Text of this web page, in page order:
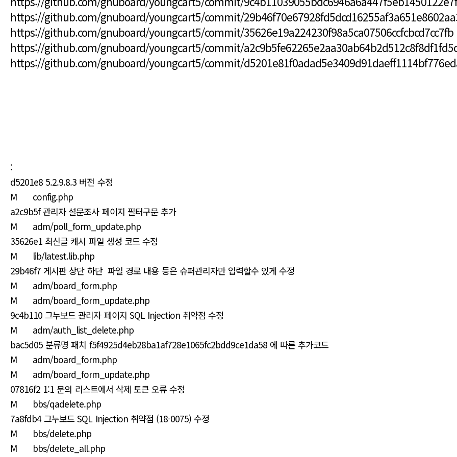
https://github.com/gnuboard/youngcart5/commit/
https://github.com/gnuboard/youngcart5/commit/35626e19a224230f98a5ca07506ccfcbcd7cc7fb
https://github.com/gnuboard/youngcart5/commit/
https://github.com/gnuboard/youngcart5/commit/
:
d5201e8 5.2.9.8.3 버전 수정
M config.php
a2c9b5f 관리자 설문조사 페이지 필터구문 추가
M adm/poll_form_update.php
35626e1 최신글 캐시 파일 생성 코드 수정
M lib/latest.lib.php
29b46f7 게시판 상단 하단 파일 경로 내용 등은 슈퍼관리자만 입력할수 있게 수정
M adm/board_form.php
M adm/board_form_update.php
9c4b110 그누보드 관리자 페이지 SQL Injection 취약점 수정
M adm/auth_list_delete.php
bac5d05 분류명 패치 f5f4925d4eb28ba1af728e1065fc2bdd9ce1da58 에 따른 추가코드
M adm/board_form.php
M adm/board_form_update.php
07816f2 1:1 문의 리스트에서 삭제 토큰 오류 수정
M bbs/qadelete.php
7a8fdb4 그누보드 SQL Injection 취약점 (18-0075) 수정
M bbs/delete.php
M bbs/delete_all.php